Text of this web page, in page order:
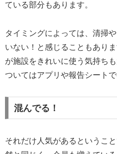
ている部分もあります。
タイミングによっては、清掃
いない！と感じることもあり
が施設をきれいに使う気持ち
ついてはアプリや報告シート
混んでる！
それだけ人気があるというこ